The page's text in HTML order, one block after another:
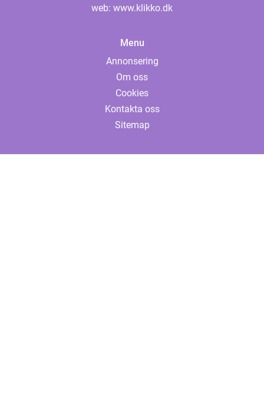
web: www.klikko.dk
Menu
Annonsering
Om oss
Cookies
Kontakta oss
Sitemap